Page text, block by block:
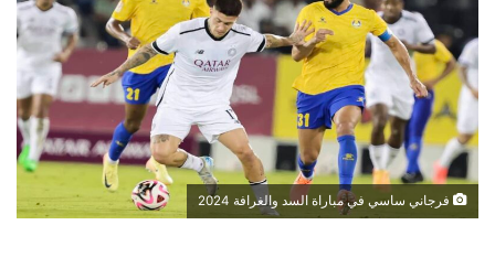
فرجاني ساسي في مباراة السد والغرافة 2024